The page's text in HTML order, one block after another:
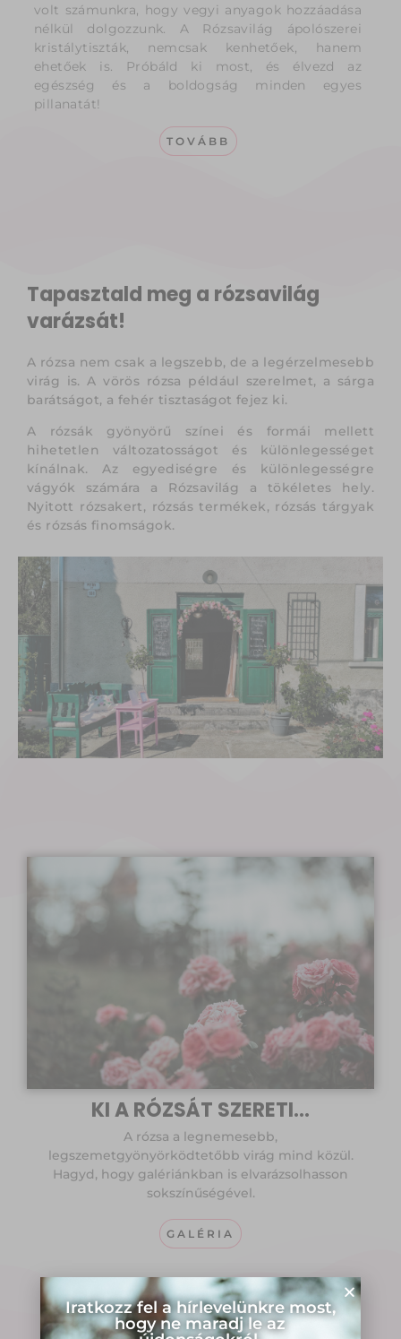
volt számunkra, hogy vegyi anyagok hozzáadása
nélkül dolgozzunk. A Rózsavilág ápolószerei
kristálytiszták, nemcsak kenhetőek, hanem
ehetőek is. Próbáld ki most, és élvezd az
egészség és a boldogság minden egyes
pillanatát!
TOVÁBB
Tapasztald meg a rózsavilág
varázsát!
A rózsa nem csak a legszebb, de a legérzelmesebb
virág is. A vörös rózsa például szerelmet, a sárga
barátságot, a fehér tisztaságot fejez ki.
A rózsák gyönyörű színei és formái mellett
hihetetlen változatosságot és különlegességet
kínálnak. Az egyediségre és különlegességre
vágyók számára a Rózsavilág a tökéletes hely.
Nyitott rózsakert, rózsás termékek, rózsás tárgyak
és rózsás finomságok.
KI A RÓZSÁT SZERETI...
A rózsa a legnemesebb,
legszemetgyönyörködtetőbb virág mind közül.
Hagyd, hogy galériánkban is elvarázsolhasson
sokszínűségével.
GALÉRIA
Iratkozz fel a hírlevelünkre most,
hogy ne maradj le az